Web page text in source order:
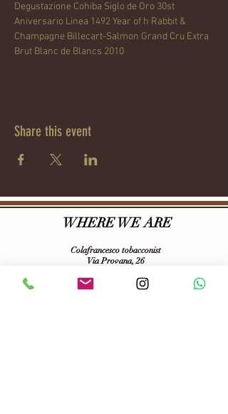
Degustazione Cohiba Siglo de Oro 30st
Aniversario Linea 1492 Year of h Rabbit &
Champagne Billecart-Salmon Grand Cru Extra
Brut Blanc de Blancs 2010
Share this event
WHERE WE ARE
Colafrancesco tobacconist
Via Provana, 26
Tel:
0114155068